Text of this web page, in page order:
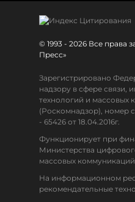
© 1993 - 2026 Все
Пресс»
Зарегистрировано
надзору в сфере связи,
технологий и массовых
(Роскомнадзор), номер
- 65426 от 18.04.2016г.
Функционирует при
Министерства
массовых
На информационном
рекомендательные